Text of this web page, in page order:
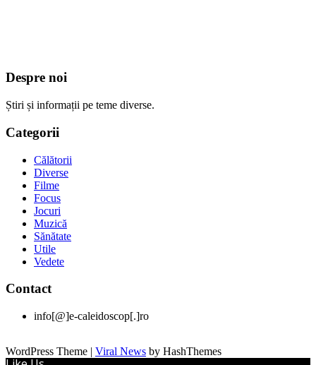
Despre noi
Știri și informații pe teme diverse.
Categorii
Călătorii
Diverse
Filme
Focus
Jocuri
Muzică
Sănătate
Utile
Vedete
Contact
info[@]e-caleidoscop[.]ro
WordPress Theme | Viral News by HashThemes